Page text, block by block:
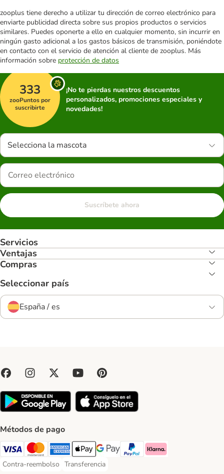
zooplus tiene derecho a utilizar tu dirección de correo electrónico para
enviarte publicidad directa sobre sus propios productos o servicios
similares. Puedes oponerte a ello en cualquier momento, sin incurrir en
ningún gasto adicional a los gastos básicos de transmisión, poniéndote
en contacto con el servicio de atención al cliente de zooplus. Más
información sobre protección de datos
333
zooPuntos por
suscribirte
¡No te pierdas nuestros descuentos
personalizados, promociones especiales y
novedades!
Selecciona la mascota
Suscríbete ahora
Servicios
Ventajas
Compras
Seleccionar país
España / es
Métodos de pago
Visa Payment Method
Mastercard Payment Method
American Express Payment Method
Apple Pay Payment Method
Google Pay Payment Method
PayPal Payment Method
Klarna Payment Method
Contra-reembolso
Contra-reembolso Payment Method
Transferencia
Transferencia Payment Method